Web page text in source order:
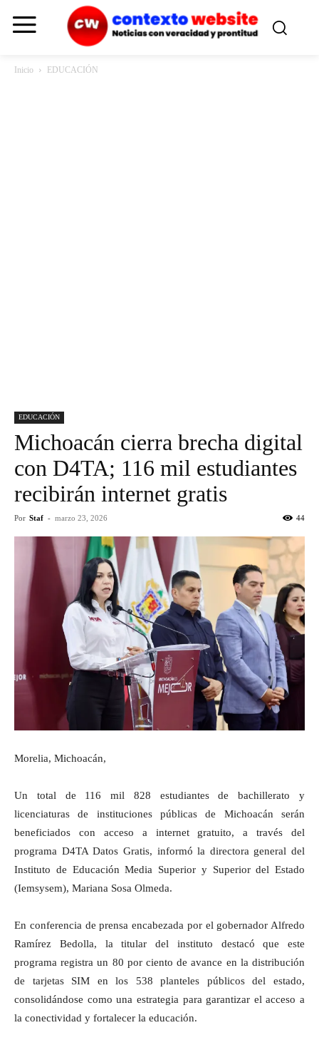
Inicio EDUCACIÓN
EDUCACIÓN
Michoacán cierra brecha digital
con D4TA; 116 mil estudiantes
recibirán internet gratis
Por Staf - marzo 23, 2026 44
Morelia, Michoacán,
Un total de 116 mil 828 estudiantes de bachillerato y
licenciaturas de instituciones públicas de Michoacán serán
beneficiados con acceso a internet gratuito, a través del
programa D4TA Datos Gratis, informó la directora general del
Instituto de Educación Media Superior y Superior del Estado
(Iemsysem), Mariana Sosa Olmeda.
En conferencia de prensa encabezada por el gobernador Alfredo
Ramírez Bedolla, la titular del instituto destacó que este
programa registra un 80 por ciento de avance en la distribución
de tarjetas SIM en los 538 planteles públicos del estado,
consolidándose como una estrategia para garantizar el acceso a
la conectividad y fortalecer la educación.